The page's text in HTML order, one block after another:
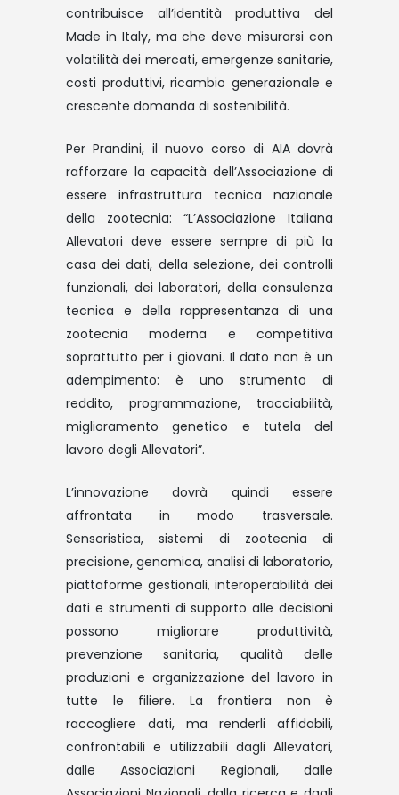
contribuisce all’identità produttiva del
Made in Italy, ma che deve misurarsi con
volatilità dei mercati, emergenze sanitarie,
costi produttivi, ricambio generazionale e
crescente domanda di sostenibilità.
Per Prandini, il nuovo corso di AIA dovrà
rafforzare la capacità dell’Associazione di
essere infrastruttura tecnica nazionale
della zootecnia: “L’Associazione Italiana
Allevatori deve essere sempre di più la
casa dei dati, della selezione, dei controlli
funzionali, dei laboratori, della consulenza
tecnica e della rappresentanza di una
zootecnia moderna e competitiva
soprattutto per i giovani. Il dato non è un
adempimento: è uno strumento di
reddito, programmazione, tracciabilità,
miglioramento genetico e tutela del
lavoro degli Allevatori”.
L’innovazione dovrà quindi essere
affrontata in modo trasversale.
Sensoristica, sistemi di zootecnia di
precisione, genomica, analisi di laboratorio,
piattaforme gestionali, interoperabilità dei
dati e strumenti di supporto alle decisioni
possono migliorare produttività,
prevenzione sanitaria, qualità delle
produzioni e organizzazione del lavoro in
tutte le filiere. La frontiera non è
raccogliere dati, ma renderli affidabili,
confrontabili e utilizzabili dagli Allevatori,
dalle Associazioni Regionali, dalle